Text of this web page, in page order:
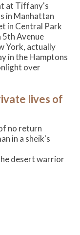
at Tiffany's
in Manhattan
in Central Park
5th Avenue
York, actually
in the Hamptons
over
lives of
no return
in a sheik's
desert warrior